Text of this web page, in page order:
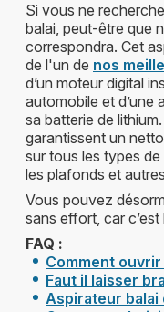
Si vous ne
balai, peut-être que
correspondra. Cet
de l'un de nos
d’un moteur digital
automobile et d’une
sa batterie de
garantissent un
sur tous les types
les plafonds et
Vous pouvez
sans effort, car c’est
FAQ :
Comment
Faut il laisser
Aspirateur balai